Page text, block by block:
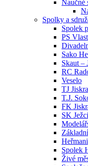
Naučné
Spolky a
Spolek
PS
Sako
Skaut –
RC
Veselo
TJ
T.J.
FK
SK
Heřmani
Spolek
Živé